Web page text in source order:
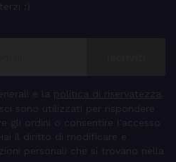
terzi :)
e la politica di riservatezza
sono utilizzati per rispondere
gli ordini o consentire l'accesso
il diritto di modificare e
personali che si trovano nella